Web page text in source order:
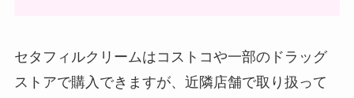
セタフィルクリームはコストコや一部のドラッグ
ストアで購入できますが、近隣店舗で取り扱って